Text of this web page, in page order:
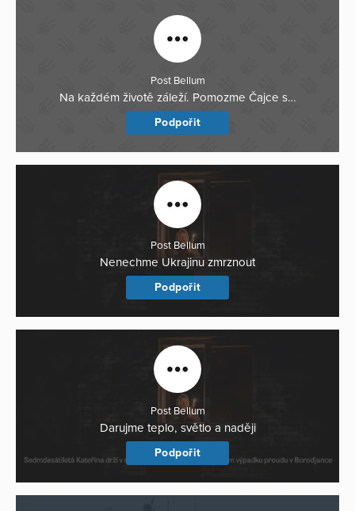
Post Bellum
Na každém životě záleží. Pomozme Čajce s…
Podpořit
Post Bellum
Nenechme Ukrajinu zmrznout
Podpořit
Post Bellum
Darujme teplo, světlo a naději
Podpořit